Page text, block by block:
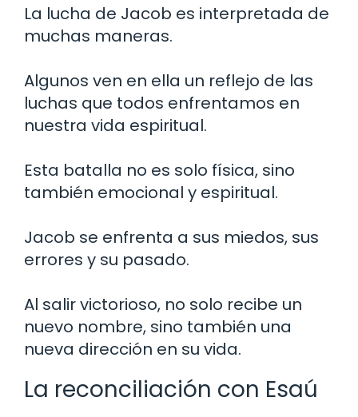
La lucha de Jacob es interpretada de
muchas maneras.
Algunos ven en ella un reflejo de las
luchas que todos enfrentamos en
nuestra vida espiritual.
Esta batalla no es solo física, sino
también emocional y espiritual.
Jacob se enfrenta a sus miedos, sus
errores y su pasado.
Al salir victorioso, no solo recibe un
nuevo nombre, sino también una
nueva dirección en su vida.
La reconciliación con Esaú